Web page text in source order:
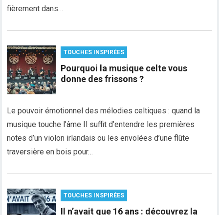
fièrement dans…
TOUCHES INSPIRÉES
Pourquoi la musique celte vous
donne des frissons ?
Le pouvoir émotionnel des mélodies celtiques : quand la
musique touche l’âme Il suffit d’entendre les premières
notes d’un violon irlandais ou les envolées d’une flûte
traversière en bois pour…
TOUCHES INSPIRÉES
Il n’avait que 16 ans : découvrez la